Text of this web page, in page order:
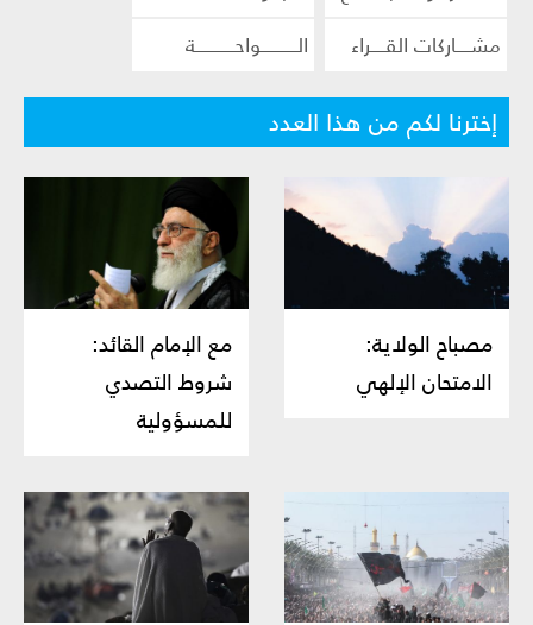
مشــــاركات القــــراء
الــــــــــواحـــــــــــة
إخترنا لكم من هذا العدد
مصباح الولاية:
الامتحان الإلهي
مع الإمام القائد:
شروط التصدي
للمسؤولية